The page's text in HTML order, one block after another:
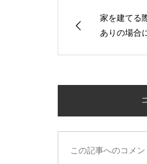
家を建てる
ありの場合
この記事へのコメン